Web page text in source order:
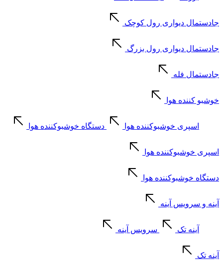
جادستمال دیواری رول کوچک
جادستمال دیواری رول بزرگ
جادستمال فله
خوشبو کننده هوا
اسپری خوشبوکننده هوا دستگاه خوشبوکننده هوا
اسپری خوشبوکننده هوا
دستگاه خوشبوکننده هوا
آینه و سرویس آینه
آینه تک سرویس آینه
آینه تک